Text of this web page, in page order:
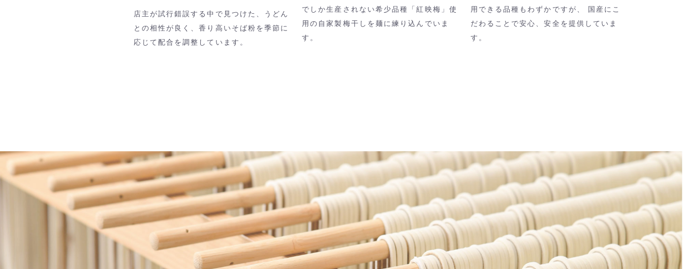
店主が試行錯誤する中で見つけた、うどん
との相性が良く、香り高いそば粉を季節に
応じて配合を調整しています。
でしか生産されない希少品種「紅映梅」使
用の自家製梅干しを麺に練り込んでいま
す。
用できる品種もわずかですが、 国産にこ
だわることで安心、安全を提供していま
す。